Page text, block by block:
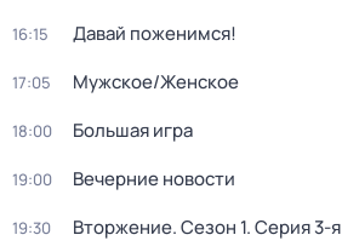
16:15 Давай поженимся!
17:05 Мужское/Женское
18:00 Большая игра
19:00 Вечерние новости
19:30 Вторжение. Сезон 1. Серия 3-я